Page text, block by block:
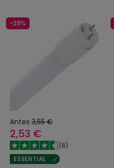
-29%
Antes 3,55 €
2,53 €
(6)
ESSENTIAL